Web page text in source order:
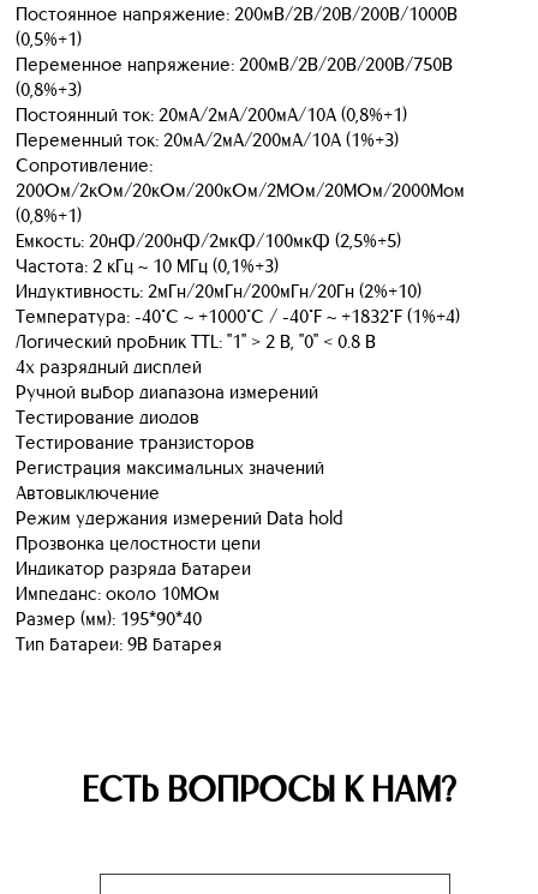
Постоянное напряжение: 200мВ/2В/20В/200В/1000В
(0,5%+1)
Переменное напряжение: 200мВ/2В/20В/200В/750В
(0,8%+3)
Постоянный ток: 20мА/2мА/200мА/10А (0,8%+1)
Переменный ток: 20мА/2мА/200мА/10А (1%+3)
Сопротивление:
200Ом/2кОм/20кОм/200кОм/2МОм/20МОм/2000Мом
(0,8%+1)
Емкость: 20нФ/200нФ/2мкФ/100мкФ (2,5%+5)
Частота: 2 кГц ~ 10 МГц (0,1%+3)
Индуктивность: 2мГн/20мГн/200мГн/20Гн (2%+10)
Температура: -40°C ~ +1000°C / -40°F ~ +1832°F (1%+4)
Логический пробник TTL: "1" > 2 В, "0" < 0.8 В
4х разрядный дисплей
Ручной выбор диапазона измерений
Тестирование диодов
Тестирование транзисторов
Регистрация максимальных значений
Автовыключение
Режим удержания измерений Data hold
Прозвонка целостности цепи
Индикатор разряда батареи
Импеданс: около 10МОм
Размер (мм): 195*90*40
Тип батареи: 9В батарея
ЕСТЬ ВОПРОСЫ К НАМ?